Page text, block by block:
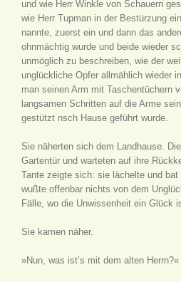
und wie Herr Winkle von Schauern
wie Herr Tupman in der Bestürzung
nannte, zuerst ein und dann das
ohnmächtig wurde und beide wieder
unmöglich zu beschreiben, wie der
unglückliche Opfer allmählich wieder
man seinen Arm mit Taschentüchern
langsamen Schritten auf die Arme
gestützt nsch Hause geführt wurde.
Sie näherten sich dem Landhause.
Gartentür und warteten auf ihre
Tante zeigte sich: sie lächelte und
wußte offenbar nichts von dem
Fälle, wo die Unwissenheit ein Glück
Sie kamen näher.
»Nun, was ist’s mit dem alten